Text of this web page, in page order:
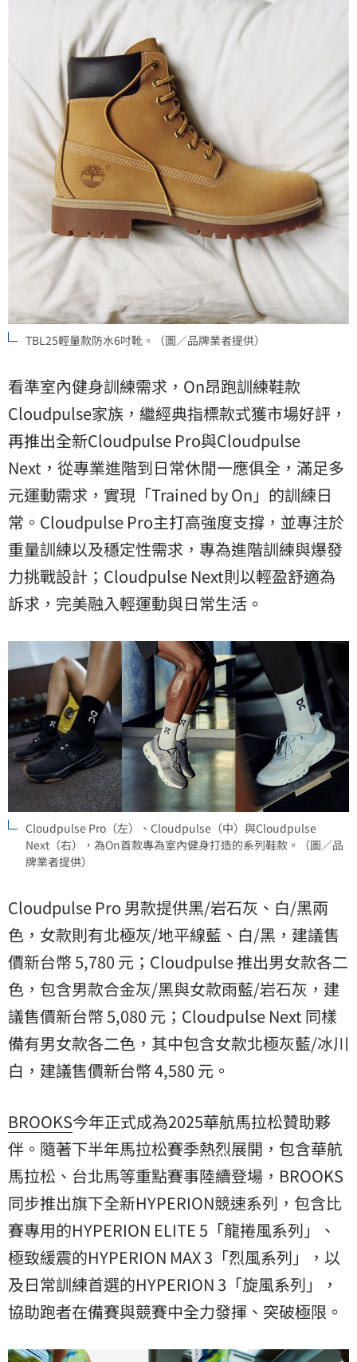
TBL25輕量款防水6吋靴。（圖／品牌業者提供）
看準室內健身訓練需求，On昂跑訓練鞋款
Cloudpulse家族，繼經典指標款式獲市場好評，
再推出全新Cloudpulse Pro與Cloudpulse
Next，從專業進階到日常休閒一應俱全，滿足多
元運動需求，實現「Trained by On」的訓練日
常。Cloudpulse Pro主打高強度支撐，並專注於
重量訓練以及穩定性需求，專為進階訓練與爆發
力挑戰設計；Cloudpulse Next則以輕盈舒適為
訴求，完美融入輕運動與日常生活。
Cloudpulse Pro（左）、Cloudpulse（中）與Cloudpulse
Next（右），為On首款專為室內健身打造的系列鞋款。（圖／品
牌業者提供）
Cloudpulse Pro 男款提供黑/岩石灰、白/黑兩
色，女款則有北極灰/地平線藍、白/黑，建議售
價新台幣 5,780 元；Cloudpulse 推出男女款各二
色，包含男款合金灰/黑與女款雨藍/岩石灰，建
議售價新台幣 5,080 元；Cloudpulse Next 同樣
備有男女款各二色，其中包含女款北極灰藍/冰川
白，建議售價新台幣 4,580 元。
BROOKS今年正式成為2025華航馬拉松贊助夥
伴。隨著下半年馬拉松賽季熱烈展開，包含華航
馬拉松、台北馬等重點賽事陸續登場，BROOKS
同步推出旗下全新HYPERION競速系列，包含比
賽專用的HYPERION ELITE 5「龍捲風系列」、
極致緩震的HYPERION MAX 3「烈風系列」，以
及日常訓練首選的HYPERION 3「旋風系列」，
協助跑者在備賽與競賽中全力發揮、突破極限。